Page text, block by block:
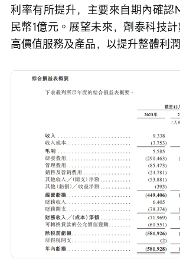
利率有所提升，主要來自期內確認
民幣1億元。展望未來，劑泰科技
高價值服務及產品，以提升整體利